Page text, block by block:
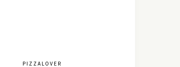
PIZZALOVER